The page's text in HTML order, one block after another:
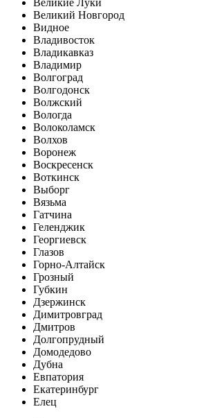
Великий Новгород
Видное
Владивосток
Владикавказ
Владимир
Волгоград
Волгодонск
Волжский
Вологда
Волоколамск
Волхов
Воронеж
Воскресенск
Воткинск
Выборг
Вязьма
Гатчина
Геленджик
Георгиевск
Глазов
Горно-Алтайск
Грозный
Губкин
Дзержинск
Димитровград
Дмитров
Долгопрудный
Домодедово
Дубна
Евпатория
Екатеринбург
Елец